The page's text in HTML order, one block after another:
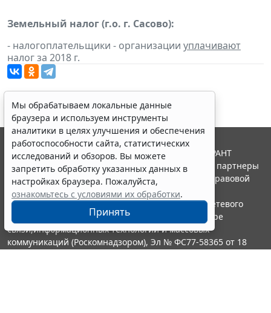
Земельный налог (г.о. г. Сасово):
- налогоплательщики - организации уплачивают
налог за 2018 г.
Мы обрабатываем локальные данные
браузера и используем инструменты
аналитики в целях улучшения и обеспечения
работоспособности сайта, статистических
исследований и обзоров. Вы можете
запретить обработку указанных данных в
настройках браузера. Пожалуйста,
ознакомьтесь с условиями их обработки.
Принять
© ООО "НПП "ГАРАНТ-СЕРВИС", 2026. Система ГАРАНТ
выпускается с 1990 года. Компания "Гарант" и ее партнеры
являются участниками Российской ассоциации правовой
информации ГАРАНТ.
Портал ГАРАНТ.РУ зарегистрирован в качестве сетевого
издания Федеральной службой по надзору в сфере
связи,информационных технологий и массовых
коммуникаций (Роскомнадзором), Эл № ФС77-58365 от 18